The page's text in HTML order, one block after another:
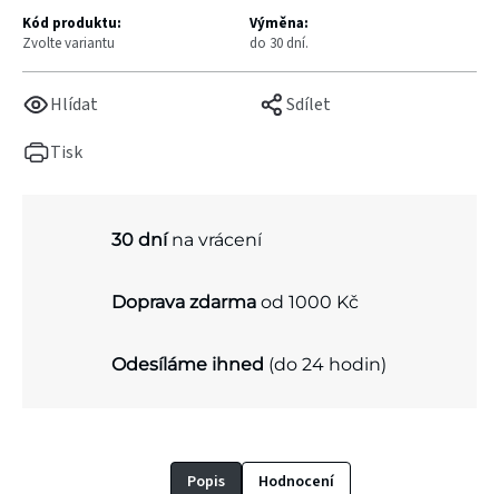
Tisk
Hlídat Sdílet
Kód produktu:
Zvolte variantu
Výměna:
do 30 dní.
30 dnína vrácení
Doprava zdarma od 1000 Kč
Odesíláme ihned (do 24 hodin)
Popis Hodnocení